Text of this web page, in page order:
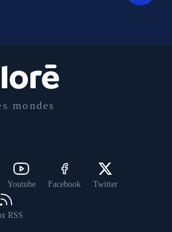
mondes
Youtube Facebook Twitter
RSS